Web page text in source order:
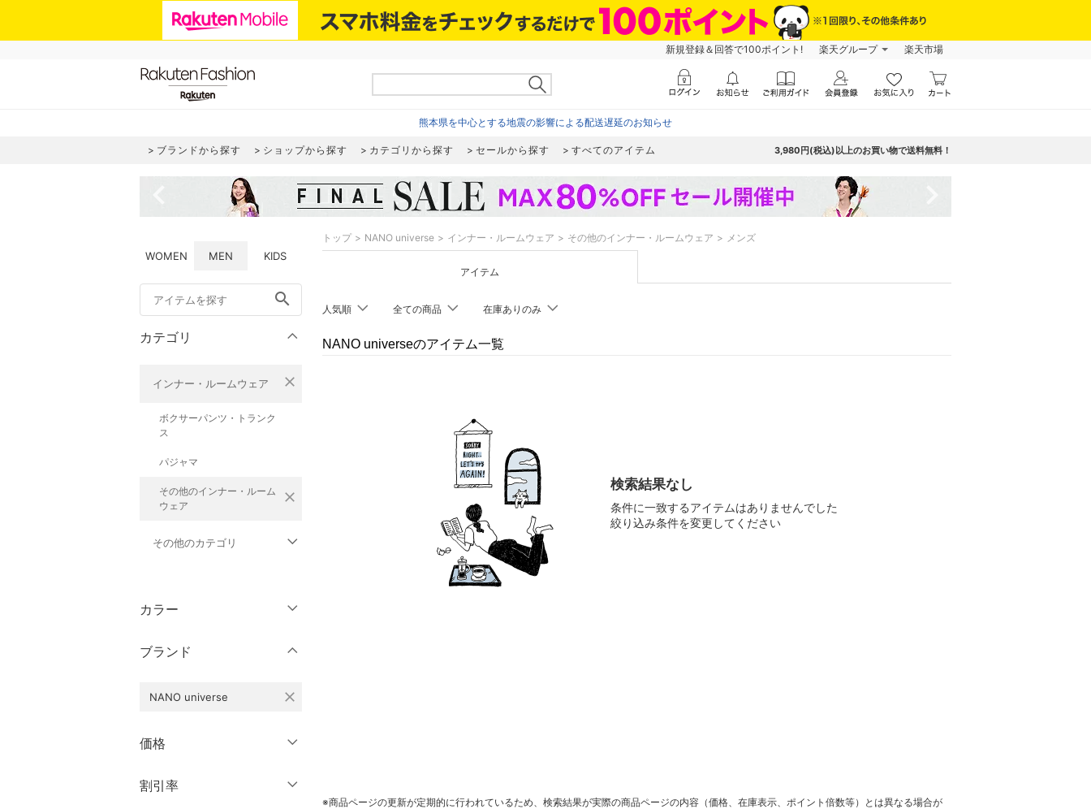
新規登録＆回答で100ポイント! 楽天グループ 楽天市場
熊本県を中心とする地震の影響による配送遅延のお知らせ
ブランドから探す ショップから探す カテゴリから探す セールから探す すべてのアイテム 3,980円(税込)以上のお買い物で送料無料！
WOMEN MEN KIDS
search
カテゴリ
インナー・ルームウェア close
ボクサーパンツ・トランク
ス
パジャマ
その他のインナー・ルーム
ウェア
close
その他のカテゴリ
パンツ
オールインワン・オーバ
バッグ
シューズ・靴
カラー
クリア
ブランド
NANO universe close
価格
割引率
トップ NANO universe インナー・ルームウェア その他のインナー・ルームウェア メンズ
アイテム
人気順 全ての商品 在庫ありのみ
NANO universeのアイテム一覧
検索結果なし
条件に一致するアイテムはありませんでした
絞り込み条件を変更してください
※商品ページの更新が定期的に行われているため、検索結果が実際の商品ページの内容（価格、在庫表示、ポイント倍数等）とは異なる場合が